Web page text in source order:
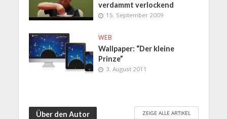
verdammt verlockend
15. September 2009
WEB
Wallpaper: “Der kleine
Prinze”
3. August 2011
Über den Autor ZEIGE ALLE ARTIKEL